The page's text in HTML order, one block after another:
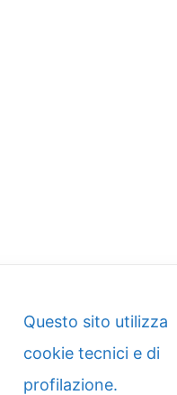
Questo sito utilizza
cookie tecnici e di
profilazione.